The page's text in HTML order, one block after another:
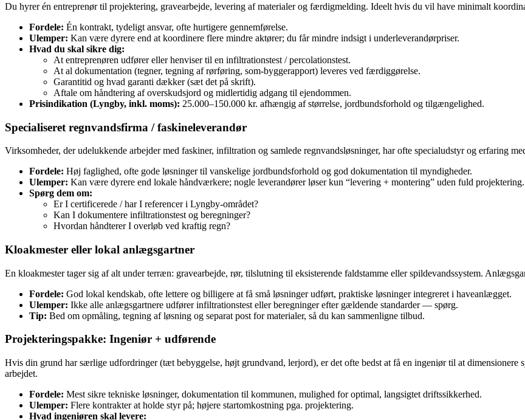
Du hyrer én entreprenør til projektering, gravearbejde, levering af materialer og færdigmelding. Ideelt hvis du vil have minimalt
Fordele: Én kontrakt, tydeligt ansvar, ofte hurtigere gennemførelse.
Ulemper: Kan være dyrere end at koordinere flere mindre aktører; du får mindre indsigt i underleverandørpriser.
Hvad du skal sikre dig:
At entreprenøren udfører eller henviser til en infiltrationstest / percolationstest.
At al dokumentation (tegne­r, tegning af rørføring, som‑byggerapport) leveres ved færdiggørelse.
Garantitid og hvad garanti dækker (sæt det på skrift).
Aftale om håndtering af overskudsjord og midlertidig adgang til ejendommen.
Prisindikation (Lyngby, inkl. moms): 25.000–150.000 kr. afhængig af størrelse, jordbundsforhold og tilgængelighed.
Specialiseret regnvandsfirma / faskineleverandør
Virksomheder, der udelukkende arbejder med faskiner, infiltration og samlede regnvandsløsninger, har ofte specialudstyr og erfaring
Fordele: Høj faglighed, ofte gode løsninger til vanskelige jordbundsforhold og god dokumentation til myndigheder.
Ulemper: Kan være dyrere end lokale håndværkere; nogle leverandører løser kun “levering + montering” uden fuld projektering.
Spørg dem om:
Er I certificerede / har I referencer i Lyngby‑området?
Kan I dokumentere infiltrationstest og beregninger?
Hvordan håndterer I overløb ved kraftig regn?
Kloakmester eller lokal anlægsgartner
En kloakmester tager sig af alt under terræn: gravearbejde, rør, tilslutning til eksisterende faldstamme eller spildevandssystem.
Fordele: God lokal kendskab, ofte lettere og billigere at få små løsninger udført, praktiske løsninger integreret i haveanlægget.
Ulemper: Ikke alle anlægsgartnere udfører infiltrationstest eller beregninger efter gældende standarder — spørg.
Tip: Bed om opmåling, tegning af løsning og separat post for materialer, så du kan sammenligne tilbud.
Projekteringspakke: Ingeniør + udførende
Hvis din grund har særlige udfordringer (tæt bebyggelse, højt grundvand, lerjord), er det ofte bedst at få en ingeniør til at dimensionere
arbejdet.
Fordele: Mest sikre tekniske løsninger, dokumentation til kommunen, mulighed for optimal, langsigtet driftssikkerhed.
Ulemper: Flere kontrakter at holde styr på; højere startomkostning pga. projektering.
Hvad ingeniøren skal levere: